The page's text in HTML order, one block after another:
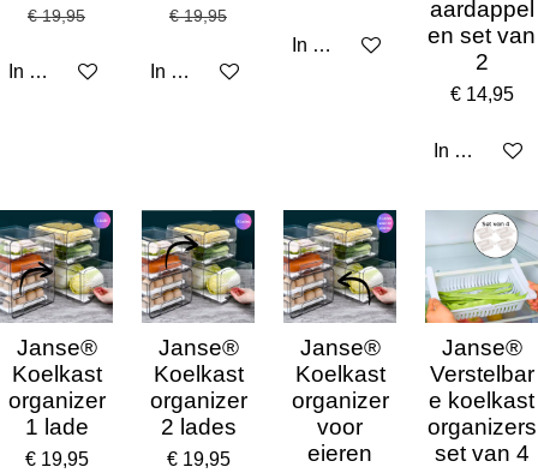
€ 19,95
In winkelwagen
€ 19,95
In winkelwagen
In winkelwagen
aardappel
en set van
2
€ 14,95
In
Janse®
Koelkast
organizer
1 lade
€ 19,95
Janse®
Koelkast
organizer
2 lades
€ 19,95
Janse®
Koelkast
organizer
voor
eieren
Janse®
Verstelbar
e koelkast
organizers
set van 4